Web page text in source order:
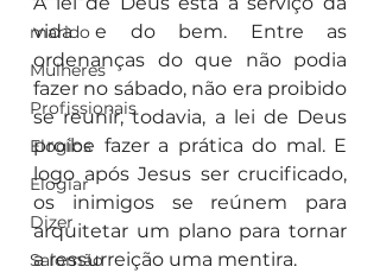
marido
Mulheres
Profissionais
Elogios
Elogiar
Dizer
Salomão
vida e do bem. Entre as
ordenanças do que não podia
fazer no sábado, não era proibido
se reunir, todavia, a lei de Deus
proíbe fazer a prática do mal. E
logo após Jesus ser crucificado,
os inimigos se reúnem para
arquitetar um plano para tornar
a ressurreição uma mentira.